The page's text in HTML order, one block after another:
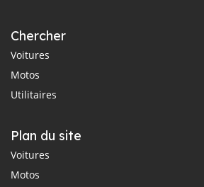
Chercher
Voitures
Motos
Utilitaires
Plan du site
Voitures
Motos